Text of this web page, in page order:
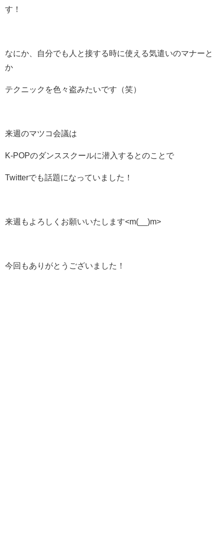
す！
なにか、自分でも人と接する時に使える気遣いのマナーと
か
テクニックを色々盗みたいです（笑）
来週のマツコ会議は
K-POPのダンススクールに潜入するとのことで
Twitterでも話題になっていました！
来週もよろしくお願いいたします<m(__)m>
今回もありがとうございました！